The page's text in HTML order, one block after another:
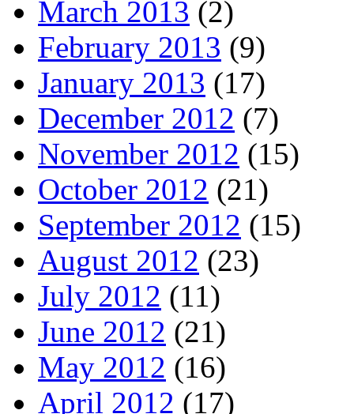
March 2013 (2)
February 2013 (9)
January 2013 (17)
December 2012 (7)
November 2012 (15)
October 2012 (21)
September 2012 (15)
August 2012 (23)
July 2012 (11)
June 2012 (21)
May 2012 (16)
April 2012 (17)